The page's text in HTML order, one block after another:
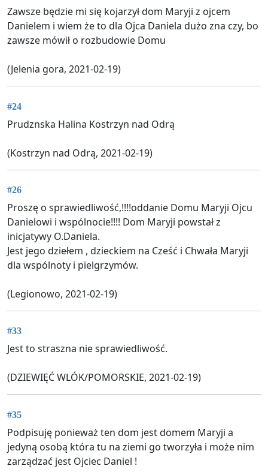
Zawsze będzie mi się kojarzył dom Maryji z ojcem
Danielem i wiem że to dla Ojca Daniela dużo zna czy, bo
zawsze mówił o rozbudowie Domu
(Jelenia gora, 2021-02-19)
#24
Prudznska Halina Kostrzyn nad Odrą
(Kostrzyn nad Odrą, 2021-02-19)
#26
Proszę o sprawiedliwość,!!!!oddanie Domu Maryji Ojcu
Danielowi i wspólnocie!!!! Dom Maryji powstał z
inicjatywy O.Daniela.
Jest jego dziełem , dzieckiem na Cześć i Chwała Maryji
dla wspólnoty i pielgrzymów.
(Legionowo, 2021-02-19)
#33
Jest to straszna nie sprawiedliwość.
(DZIEWIĘĆ WLÓK/POMORSKIE, 2021-02-19)
#35
Podpisuję ponieważ ten dom jest domem Maryji a
jedyną osobą która tu na ziemi go tworzyła i może nim
zarządzać jest Ojciec Daniel !